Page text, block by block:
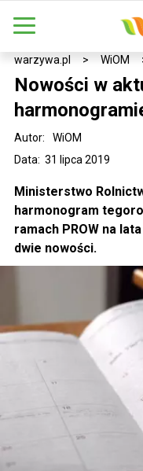
warzywa.pl > WiOM
Nowości w
Data: 31 lipca 2019
Autor: WiOM
Ministerstwo
harmonogram
ramach PROW na
dwie nowości.